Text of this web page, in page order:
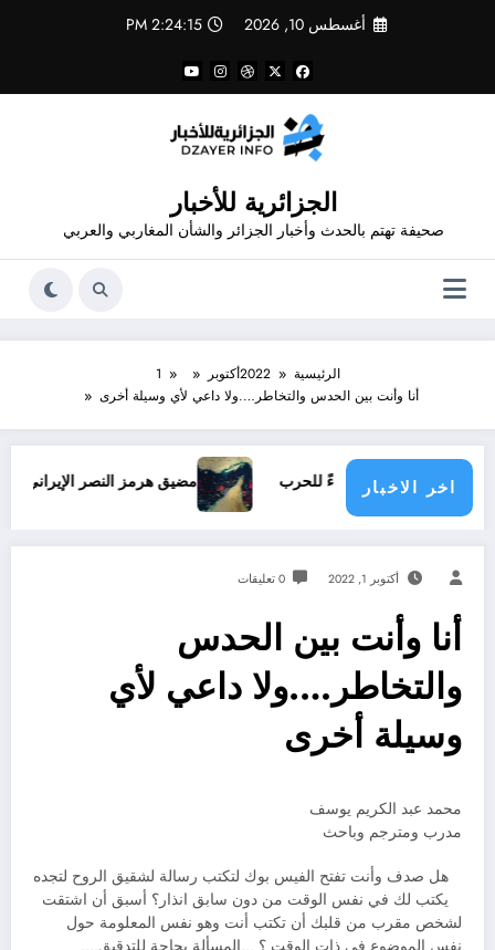
أغسطس 10, 2026 2:24:15 PM
الجزائرية للأخبار
صحيفة تهتم بالحدث وأخبار الجزائر والشأن المغاربي والعربي
الرئيسية 2022أكتوبر
1
أنا وأنت بين الحدس والتخاطر….ولا داعي لأي وسيلة أخرى
اخر الاخبار
للاتفاق وإنهاءً للحرب مضيق هرمز النصر الإيراني
أكتوبر 1, 2022 0 تعليقات
أنا وأنت بين الحدس
والتخاطر….ولا داعي لأي
وسيلة أخرى
محمد عبد الكريم يوسف
مدرب ومترجم وباحث
هل صدف وأنت تفتح الفيس بوك لتكتب رسالة لشقيق الروح لتجده
يكتب لك في نفس الوقت من دون سابق انذار؟ أسبق أن اشتقت
لشخص مقرب من قلبك أن تكتب أنت وهو نفس المعلومة حول